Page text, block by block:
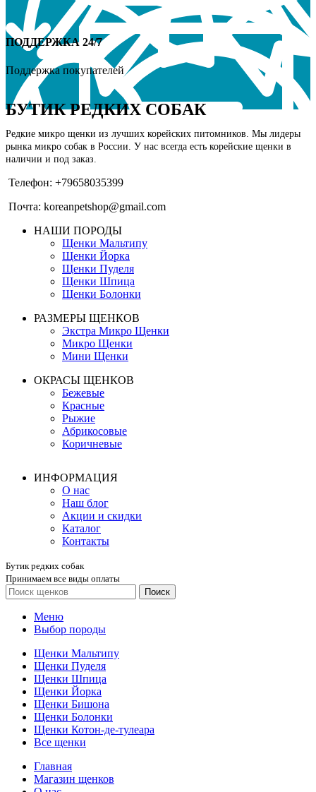
ПОДДЕРЖКА 24/7
Поддержка покупателей
БУТИК РЕДКИХ СОБАК
Редкие микро щенки из лучших корейских питомников. Мы лидеры
рынка микро собак в России. У нас всегда есть корейские щенки в
наличии и под заказ.
Телефон: +79658035399
Почта: koreanpetshop@gmail.com
НАШИ ПОРОДЫ
Щенки Мальтипу
Щенки Йорка
Щенки Пуделя
Щенки Шпица
Щенки Болонки
РАЗМЕРЫ ЩЕНКОВ
Экстра Микро Щенки
Микро Щенки
Мини Щенки
ОКРАСЫ ЩЕНКОВ
Бежевые
Красные
Рыжие
Абрикосовые
Коричневые
ИНФОРМАЦИЯ
О нас
Наш блог
Акции и скидки
Каталог
Контакты
Бутик редких собак
Принимаем все виды оплаты
Поиск
Меню
Выбор породы
Щенки Мальтипу
Щенки Пуделя
Щенки Шпица
Щенки Йорка
Щенки Бишона
Щенки Болонки
Щенки Котон-де-тулеара
Все щенки
Главная
Магазин щенков